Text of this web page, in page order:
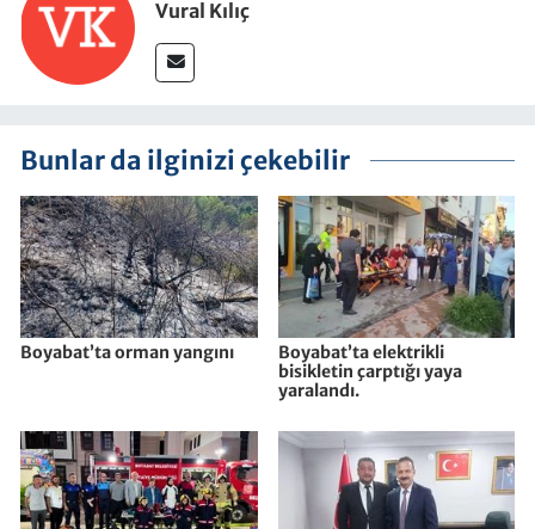
Vural Kılıç
Bunlar da ilginizi çekebilir
Boyabat’ta orman yangını
Boyabat’ta elektrikli
bisikletin çarptığı yaya
yaralandı.